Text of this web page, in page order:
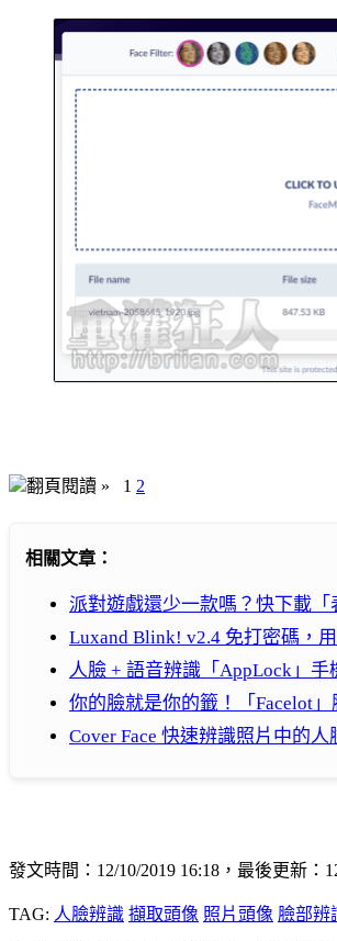
翻頁閱讀 » 1 2
相關文章：
派對遊戲還少一款嗎？快下載「
Luxand Blink! v2.4 免打密碼，
人臉 + 語音辨識「AppLock」手
你的臉就是你的籤！「Facelot
Cover Face 快速辨識照片中的
發文時間：12/10/2019 16:18，最後更新：
TAG: 人臉辨識 擷取頭像 照片頭像 臉部辨